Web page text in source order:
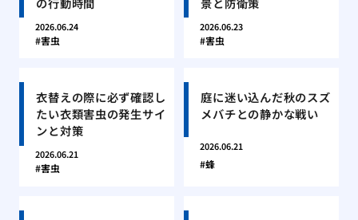
2026.06.24
害虫
2026.06.23
害虫
衣替えの際に必ず確認し
たい衣類害虫の発生サイ
ンと対策
2026.06.21
害虫
庭に迷い込んだ秋のスズ
メバチとの静かな戦い
2026.06.21
蜂